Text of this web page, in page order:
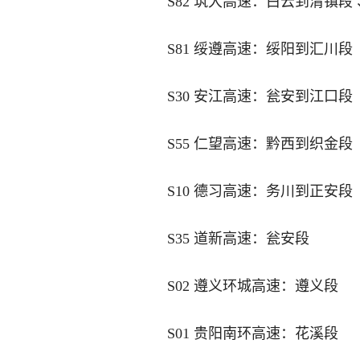
S81 绥遵高速：绥阳到汇川段
S30 安江高速：瓮安到江口段
S55 仁望高速：黔西到织金段
S10 德习高速：务川到正安段
S35 道新高速：瓮安段
S02 遵义环城高速：遵义段
S01 贵阳南环高速：花溪段